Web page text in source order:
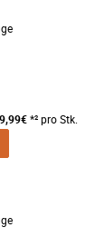
*² pro Stk.